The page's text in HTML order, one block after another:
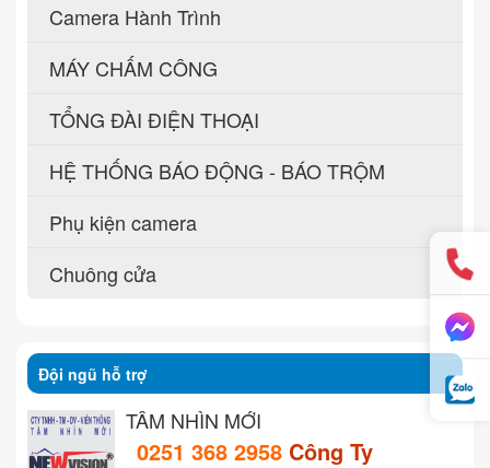
Camera Hành Trình
MÁY CHẤM CÔNG
TỔNG ĐÀI ĐIỆN THOẠI
HỆ THỐNG BÁO ĐỘNG - BÁO TRỘM
Phụ kiện camera
Chuông cửa
Đội ngũ hỗ trợ
TẦM NHÌN MỚI
0251 368 2958 Công Ty